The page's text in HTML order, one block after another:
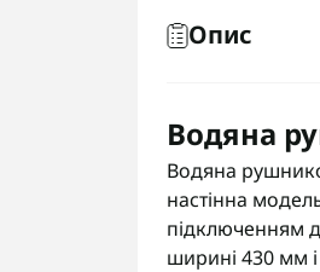
Опис
Водяна
Водяна
настінна
підключенням
ширині 430 мм